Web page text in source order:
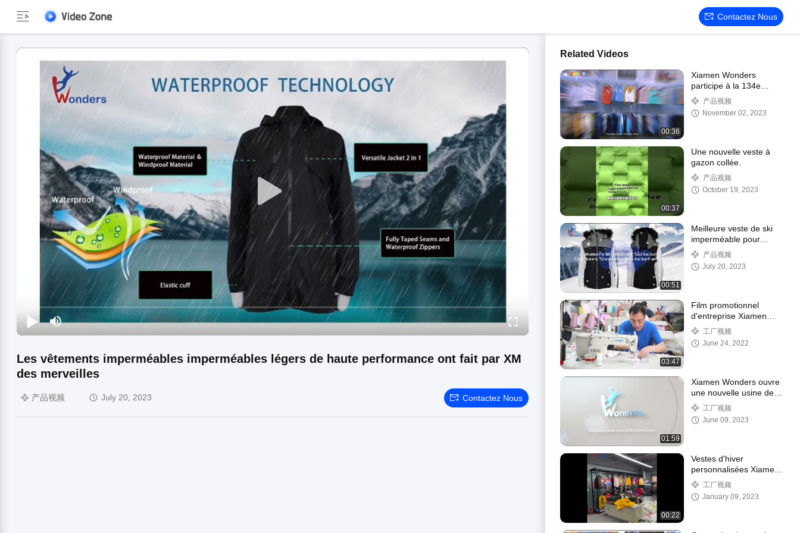
Contactez Nous
Les vêtements imperméables imperméables légers de haute performance ont fait par XM
des merveilles
产品视频 July 20, 2023 Contactez Nous
Related Videos
00:36
Xiamen Wonders
participe à la 134e
édition de la Foire de
Canton
产品视频
November 02, 2023
00:37
Une nouvelle veste à
gazon collée.
产品视频
October 19, 2023
00:51
Meilleure veste de ski
imperméable pour
femme, veste de
snowboard en plein air
avec fourrure
产品视频
July 20, 2023
03:47
Film promotionnel
d'entreprise Xiamen
Wonders Sport Co., Ltd
工厂视频
June 24, 2022
01:59
Xiamen Wonders ouvre
une nouvelle usine de
vêtements d'extérieur
工厂视频
June 09, 2023
00:22
Vestes d'hiver
personnalisées Xiamen
Wonders
工厂视频
January 09, 2023